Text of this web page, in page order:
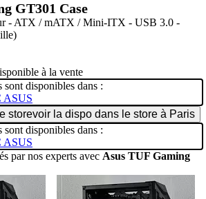
GT301 Case
- ATX / mATX / Mini-ITX - USB 3.0 -
à la vente
disponibles dans :
ASUS
storevoir la dispo dans le store à Paris
disponibles dans :
ASUS
par nos experts avec Asus TUF Gaming